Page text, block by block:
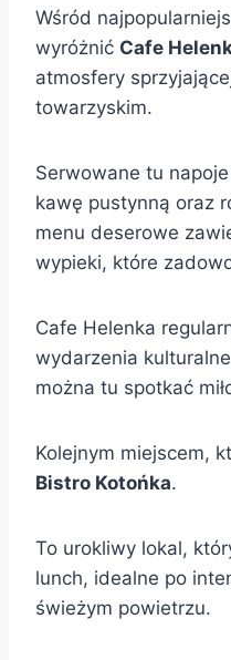
Wśród
wyróżnić Cafe
atmosfery
towarzyskim.
Serwowane tu
kawę pustynną oraz
menu deserowe
wypieki, które
Cafe Helenka
wydarzenia
można tu spotkać
Kolejnym miejscem,
Bistro Kotońka.
To urokliwy lokal,
lunch, idealne po
świeżym powietrzu.